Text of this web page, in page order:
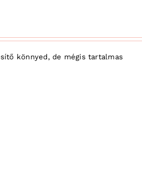
könnyed, de mégis tartalmas